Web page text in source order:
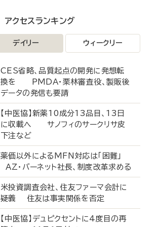
アクセスランキング
デイリー ウィークリー
CES省略、品質起点の開発に発想転
換を PMDA・栗林審査役、製販後
データの発信も要請
【中医協】新薬10成分13品目、13日
に収載へ サノフィのサークリサ皮
下注など
薬価以外によるMFN対応は「困難」
AZ・バーネット社長、制度改革求める
米投資調査会社、住友ファーマ会計に
疑義 住友は事実関係を否定
【中医協】デュピクセントに4度目の再